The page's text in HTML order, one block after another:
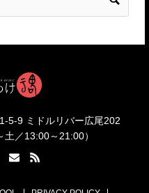
5-9 ミドルリバー広尾202
／13:00～21:00）